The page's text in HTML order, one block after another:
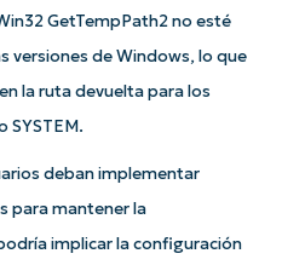
GetTempPath2 no esté
versiones de Windows, lo que
la ruta devuelta para los
SYSTEM.
deban implementar
para mantener la
implicar la configuración